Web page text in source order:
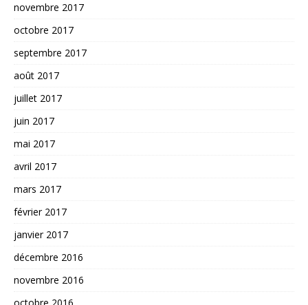
novembre 2017
octobre 2017
septembre 2017
août 2017
juillet 2017
juin 2017
mai 2017
avril 2017
mars 2017
février 2017
janvier 2017
décembre 2016
novembre 2016